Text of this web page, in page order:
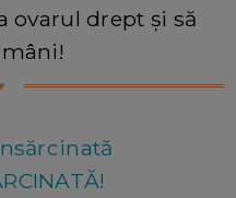
ovarul drept și să